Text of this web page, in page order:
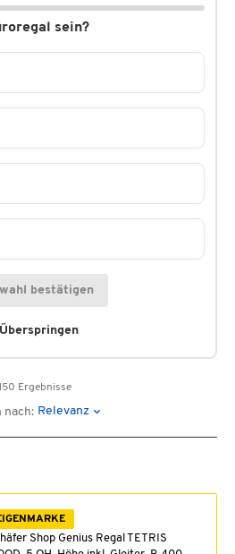
sein?
Überspringen
bestätigen
Ergebnisse
nach: Relevanz
Shop Genius Regal TETRIS